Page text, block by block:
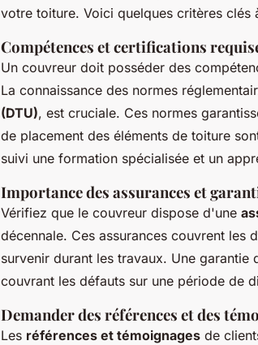
votre toiture. Voici quelques critères clés
Compétences et certifications
Un couvreur doit posséder des
La connaissance des normes
(DTU), est cruciale. Ces normes
de placement des éléments de toiture
suivi une formation spécialisée et un
Importance des assurances et
Vérifiez que le couvreur dispose d'une
décennale. Ces assurances couvrent les
survenir durant les travaux. Une
couvrant les défauts sur une période de
Demander des références et des
Les références et témoignages de